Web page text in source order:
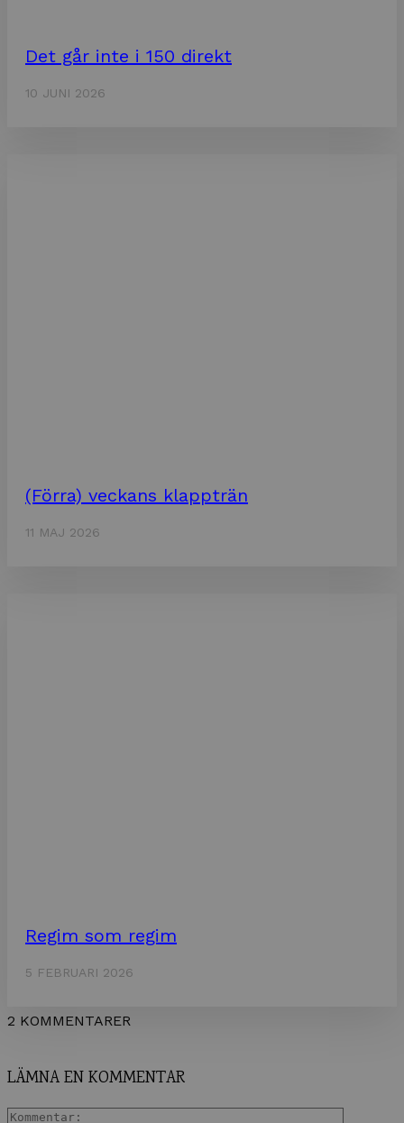
Det går inte i 150 direkt
10 JUNI 2026
(Förra) veckans klappträn
11 MAJ 2026
Regim som regim
5 FEBRUARI 2026
2 KOMMENTARER
LÄMNA EN KOMMENTAR